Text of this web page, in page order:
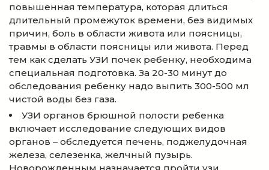
повышенная температура, которая длиться
длительный промежуток времени, без видимых
причин, боль в области живота или поясницы,
травмы в области поясницы или живота. Перед
тем как сделать УЗИ почек ребенку, необходима
специальная подготовка. За 20-30 минут до
обследования ребенку надо выпить 300-500 мл
чистой воды без газа.
УЗИ органов брюшной полости ребенка
включает исследование следующих видов
органов – обследуется печень, поджелудочная
железа, селезенка, желчный пузырь.